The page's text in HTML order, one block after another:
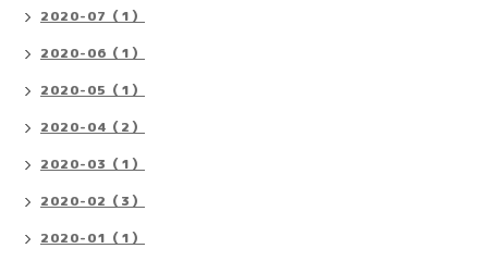
2020-07（1）
2020-06（1）
2020-05（1）
2020-04（2）
2020-03（1）
2020-02（3）
2020-01（1）